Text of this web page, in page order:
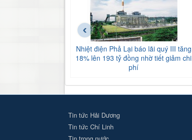
Nhiệt điện Phả Lại báo lãi quý III tăng
18% lên 193 tỷ đồng nhờ tiết giảm chi
phí
‹
Tin tức Hải Dương
Tin tức Chí Linh
Tin trong nước